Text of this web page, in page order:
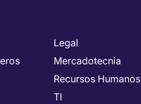
Legal
Mercadotecnia
Recursos Humanos
TI